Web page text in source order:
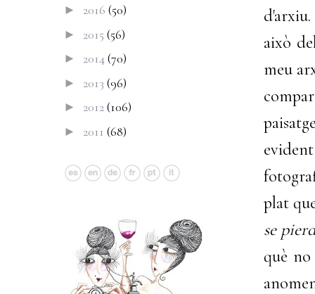
això
meu
plat
se
què
► 2016 (50)
► 2015 (56)
► 2014(70)
► 2013 (96)
► 2012(106)
► 2011 (68)